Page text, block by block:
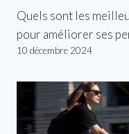
Quels sont les
pour améliorer ses
10 décembre 2024